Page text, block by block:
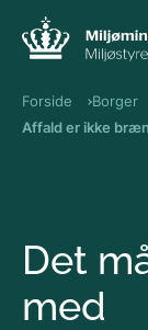
Forside Borger
Affald er ikke
Det
med